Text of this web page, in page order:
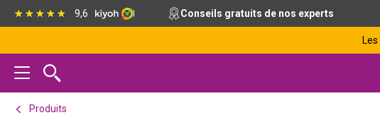
Passer
navigation
principale
Passer
principal
Passer
de
page
9,6 Conseils gratuits de nos experts
Les
Produits